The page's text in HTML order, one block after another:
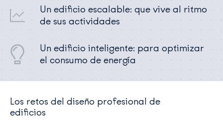
Un edificio escalable: que vive al ritmo
de sus actividades
Un edificio inteligente: para optimizar
el consumo de energía
Los retos del diseño profesional de
edificios